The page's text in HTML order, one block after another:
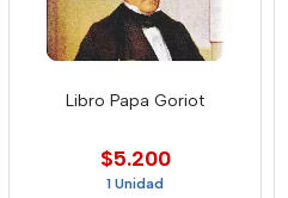
Libro Papa Goriot
$5.200
1 Unidad